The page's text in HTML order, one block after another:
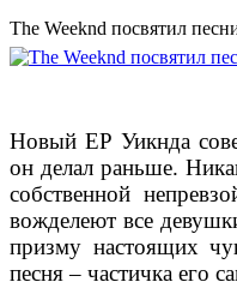
The Weeknd посвятил
Новый EP Уикнда
он делал раньше.
собственной
вожделеют все
призму настоящих
песня – частичка его